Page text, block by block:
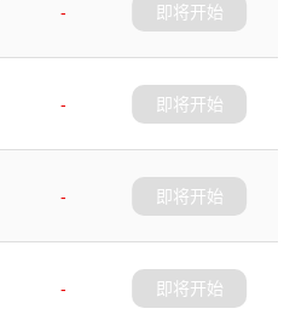
-
即将开始
-
即将开始
-
即将开始
-
即将开始